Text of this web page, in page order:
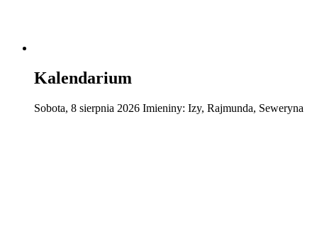
Kalendarium
Sobota, 8 sierpnia 2026 Imieniny: Izy, Rajmunda, Seweryna